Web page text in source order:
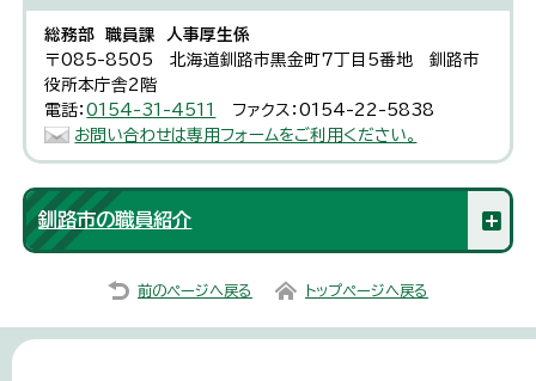
総務部 職員課 人事厚生係
〒085-8505 北海道釧路市黒金町7丁目5番地 釧路市
役所本庁舎2階
電話：0154-31-4511
ファクス：0154-22-5838
お問い合わせは専用フォームをご利用ください。
釧路市の職員紹介
前のページへ戻る トップページへ戻る